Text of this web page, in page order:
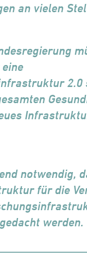
an vielen
2.0
notwendig,
für die
werden.